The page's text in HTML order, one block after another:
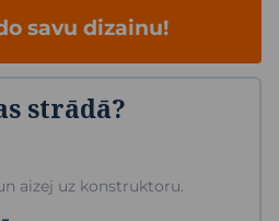
savu dizainu!
strādā?
aizej uz konstruktoru.